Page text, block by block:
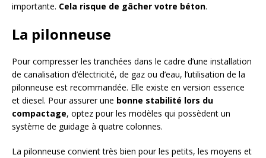
importante. Cela risque de gâcher votre béton.
La pilonneuse
Pour compresser les tranchées dans le cadre d’une installation
de canalisation d’électricité, de gaz ou d’eau, l’utilisation de la
pilonneuse est recommandée. Elle existe en version essence
et diesel. Pour assurer une bonne stabilité lors du
compactage, optez pour les modèles qui possèdent un
système de guidage à quatre colonnes.
La pilonneuse convient très bien pour les petits, les moyens et